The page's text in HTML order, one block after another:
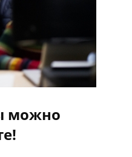
можно